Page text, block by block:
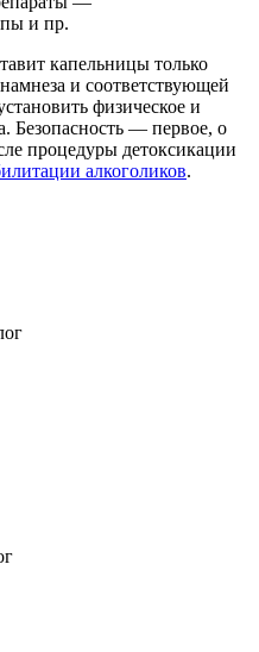
и пр.
капельницы только
и соответствующей
физическое и
Безопасность — первое, о
процедуры детоксикации
алкоголиков.